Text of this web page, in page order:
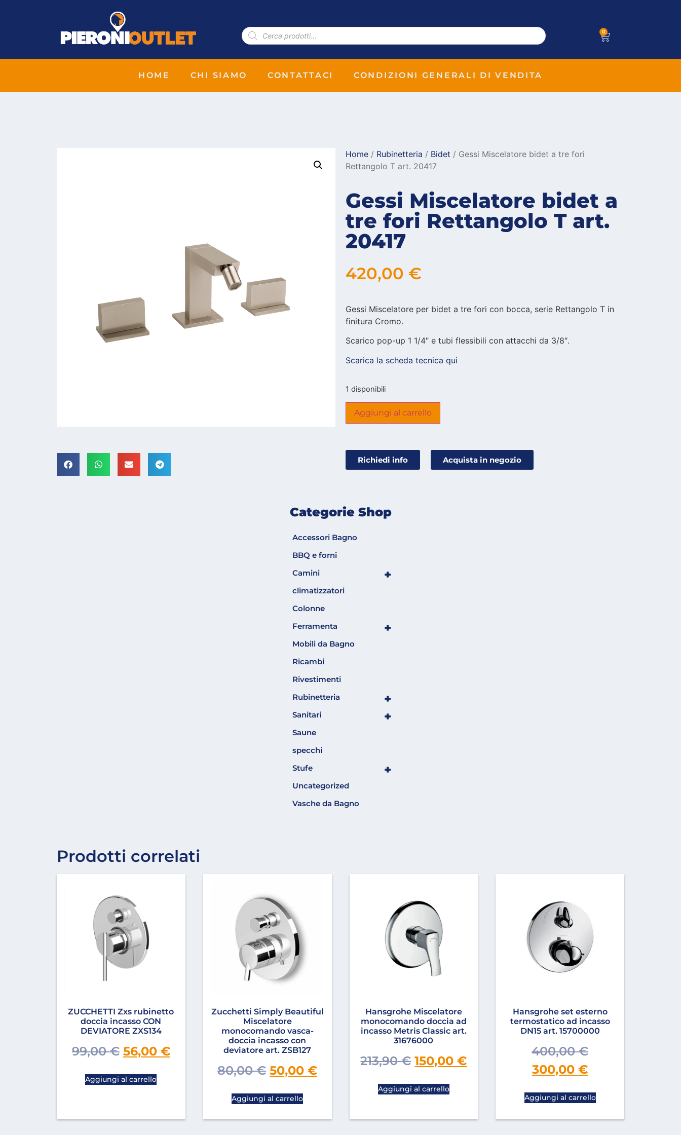
0
HOME CHI SIAMO CONTATTACI CONDIZIONI GENERALI DI VENDITA
Home / Rubinetteria / Bidet / Gessi Miscelatore bidet a tre fori
Rettangolo T art. 20417
Gessi Miscelatore bidet a
tre fori Rettangolo T art.
20417
420,00 €
Gessi Miscelatore per bidet a tre fori con bocca, serie Rettangolo T in
finitura Cromo.
Scarico pop-up 1 1/4″ e tubi flessibili con attacchi da 3/8″.
Scarica la scheda tecnica qui
1 disponibili
Aggiungi al carrello
Richiedi info Acquista in negozio
Categorie Shop
Accessori Bagno
BBQ e forni
+
Camini
climatizzatori
Colonne
+
Ferramenta
Mobili da Bagno
Ricambi
Rivestimenti
+
Rubinetteria
+
Sanitari
Saune
specchi
+
Stufe
Uncategorized
Vasche da Bagno
Prodotti correlati
ZUCCHETTI Zxs rubinetto
doccia incasso CON
DEVIATORE ZXS134
99,00€ 56,00 €
Aggiungi al carrello
Zucchetti Simply Beautiful
Miscelatore
monocomando vasca-
doccia incasso con
deviatore art. ZSB127
80,00€ 50,00€
Aggiungi al carrello
Hansgrohe Miscelatore
monocomando doccia ad
incasso Metris Classic art.
31676000
213,90€ 150,00€
Aggiungi al carrello
Hansgrohe set esterno
termostatico ad incasso
DN15 art. 15700000
400,00€
300,00€
Aggiungi al carrello